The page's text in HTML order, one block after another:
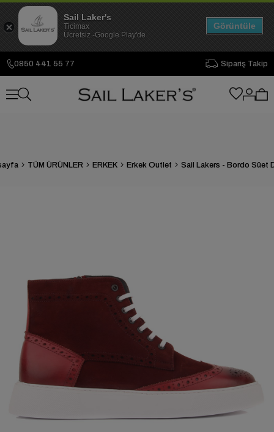
0850 441 55 77 Sipariş Takip
TÜM ÜRÜNLER ERKEK Erkek Outlet
Sail Laker's
Ticimax
Ücretsiz -Google Play'de
Görüntüle